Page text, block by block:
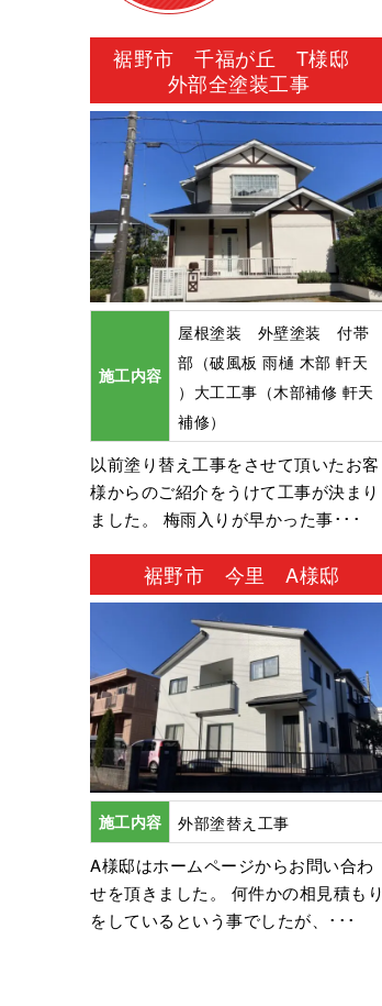
シ
ョ
ン
裾野市 千福が丘 T様邸
外部全塗装工事
施工内容
屋根塗装 外壁塗装 付帯
部（破風板 雨樋 木部 軒天
）大工工事（木部補修 軒天
補修）
以前塗り替え工事をさせて頂いたお客
様からのご紹介をうけて工事が決まり
ました。 梅雨入りが早かった事･･･
裾野市 今里 A様邸
施工内容
外部塗替え工事
A様邸はホームページからお問い合わ
せを頂きました。 何件かの相見積もり
をしているという事でしたが、･･･